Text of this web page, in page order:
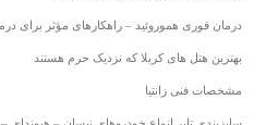
درمان فوری هموروئید – راهکارهای مؤثر برای
بهترین هتل های کربلا که نزدیک حرم هستند
مشخصات فنی زانتیا